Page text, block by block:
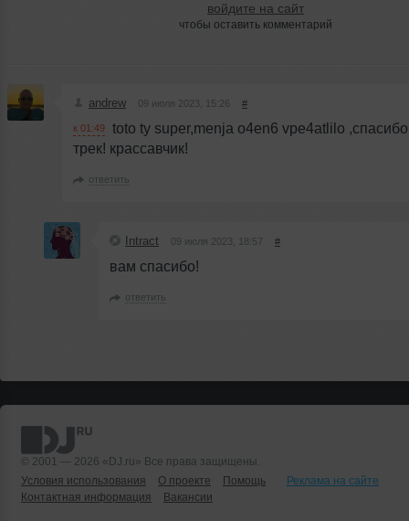
войдите на сайт
чтобы оставить комментарий
andrew 09 июля 2023, 15:26 #
к 01:49
toto ty super,menja o4en6 vpe4atlilo ,спасибо
трек! крассавчик!
ответить
Intract 09 июля 2023, 18:57 #
вам спасибо!
ответить
© 2001 — 2026 «DJ.ru» Все права защищены.
Условия использования
О проекте Помощь
Реклама на сайте
Контактная информация
Вакансии